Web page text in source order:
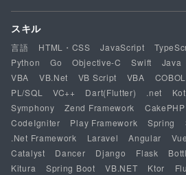
スキル
言語 HTML・CSS JavaScript
Python
Go Objective-C Swift Java
VBA
VB.Net VB Script VBA COBOL
PL/SQL
VC++ Dart(Flutter) .net
Symphony
Zend Framework CakePHP
CodeIgniter
Play Framework Spring
.Net Framework
Laravel Angular
Catalyst
Dancer Django Flask
Kitura
Spring Boot VB.NET Ktor